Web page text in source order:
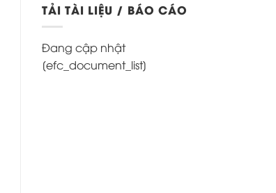
TẢI TÀI LIỆU / BÁO CÁO
Đang cập nhật
[efc_document_list]